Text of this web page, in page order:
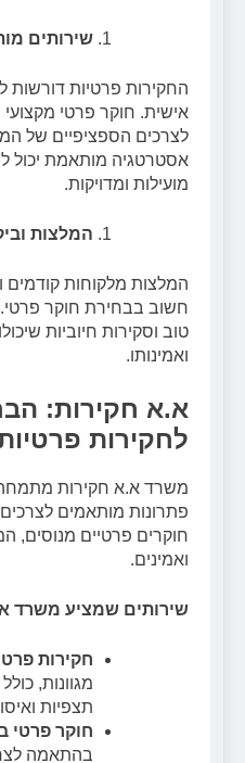
שירותים
החקירות פרטיות דורשות
אישית. חוקר פרטי
לצרכים הספציפיים של
אסטרטגיה מותאמת יכול
מועילות ומדויקות.
המלצות
המלצות מלקוחות קודמים
חשוב בבחירת חוקר פרטי.
טוב וסקירות חיוביות
ואמינותו.
א.א חקירות:
לחקירות
משרד א.א חקירות מתמחה
פתרונות מותאמים
חוקרים פרטיים מנוסים,
ואמינים.
שירותים שמציע משרד
חקירות
מגוונות,
תצפיות
חוקר פרטי
בהתאמה